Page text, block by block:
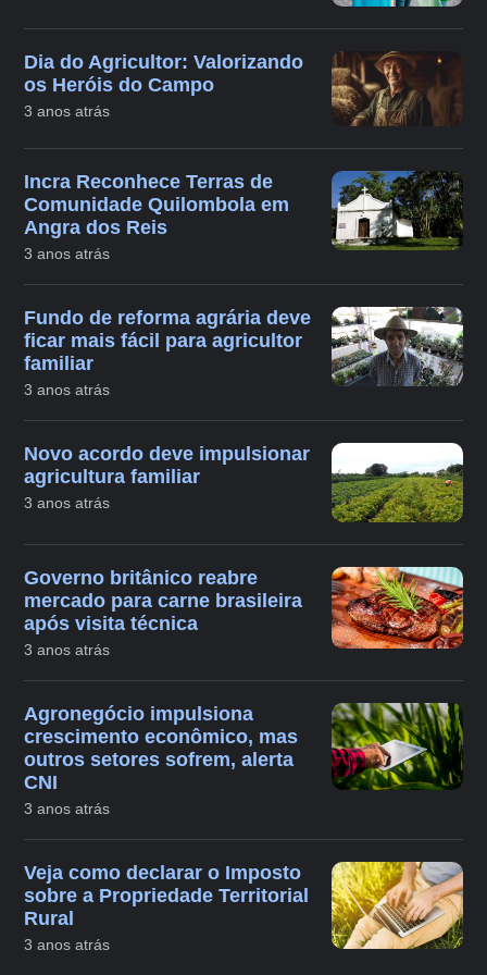
Dia do Agricultor: Valorizando
os Heróis do Campo
3 anos atrás
Incra Reconhece Terras de
Comunidade Quilombola em
Angra dos Reis
3 anos atrás
Fundo de reforma agrária deve
ficar mais fácil para agricultor
familiar
3 anos atrás
Novo acordo deve impulsionar
agricultura familiar
3 anos atrás
Governo britânico reabre
mercado para carne brasileira
após visita técnica
3 anos atrás
Agronegócio impulsiona
crescimento econômico, mas
outros setores sofrem, alerta
CNI
3 anos atrás
Veja como declarar o Imposto
sobre a Propriedade Territorial
Rural
3 anos atrás